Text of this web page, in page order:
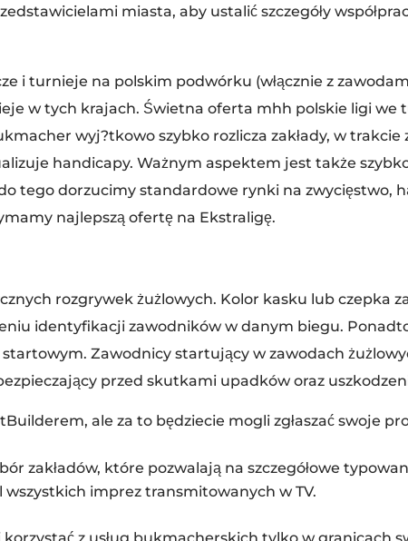
miasta, aby ustalić szczegóły
i turnieje na polskim podwórku (włącznie z
w tych krajach. Świetna oferta mhh polskie ligi we
wyj?tkowo szybko rozlicza zakłady, w
handicapy. Ważnym aspektem jest także
tego dorzucimy standardowe rynki na zwycięstwo,
najlepszą ofertę na Ekstraligę.
rozgrywek żużlowych. Kolor kasku lub czepka
identyfikacji zawodników w danym biegu.
Zawodnicy startujący w zawodach
przed skutkami upadków oraz
ale za to będziecie mogli zgłaszać swoje
zakładów, które pozwalają na szczegółowe
imprez transmitowanych w TV.